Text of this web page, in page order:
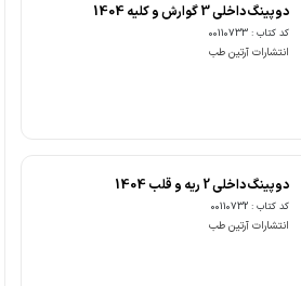
دوپینگ داخلی 3 گوارش و کلیه 1404
کد کتاب : 00110733
انتشارات آرتین طب
دوپینگ داخلی 2 ریه و قلب 1404
کد کتاب : 00110732
انتشارات آرتین طب